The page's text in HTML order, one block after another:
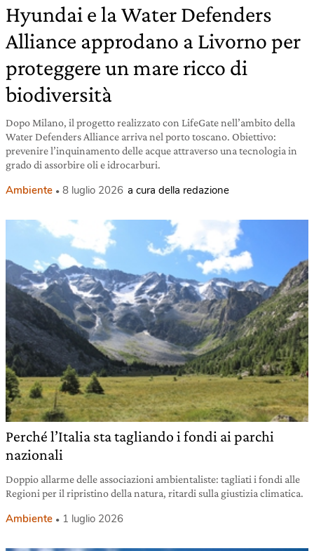
Hyundai e la Water Defenders
Alliance approdano a Livorno per
proteggere un mare ricco di
biodiversità
Dopo Milano, il progetto realizzato con LifeGate nell’ambito della
Water Defenders Alliance arriva nel porto toscano. Obiettivo:
prevenire l’inquinamento delle acque attraverso una tecnologia in
grado di assorbire oli e idrocarburi.
Ambiente 8 luglio 2026 a cura della redazione
Perché l’Italia sta tagliando i fondi ai parchi
nazionali
Doppio allarme delle associazioni ambientaliste: tagliati i fondi alle
Regioni per il ripristino della natura, ritardi sulla giustizia climatica.
Ambiente 1 luglio 2026